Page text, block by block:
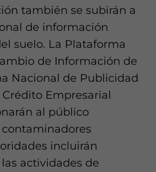
también se subirán a
de información
suelo. La Plataforma
de Información de
Nacional de Publicidad
Empresarial
al público
incluirán
actividades de